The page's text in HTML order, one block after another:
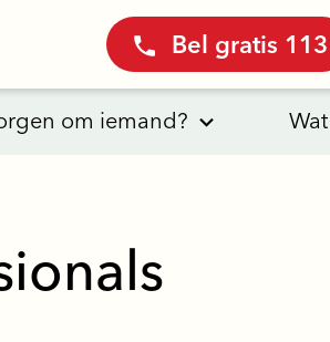
Bel gratis 113
om iemand?